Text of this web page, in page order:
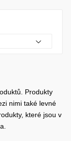
Produkty
nimi také levné
které jsou v